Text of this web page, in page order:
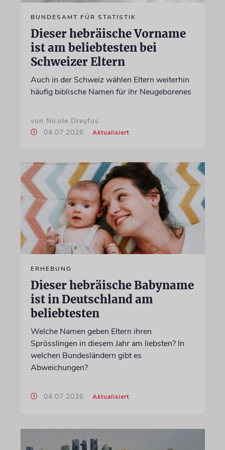
BUNDESAMT FÜR STATISTIK
Dieser hebräische Vorname
ist am beliebtesten bei
Schweizer Eltern
Auch in der Schweiz wählen Eltern weiterhin
häufig biblische Namen für ihr Neugeborenes
von Nicole Dreyfus
04.07.2026
Aktualisiert
ERHEBUNG
Dieser hebräische Babyname
ist in Deutschland am
beliebtesten
Welche Namen geben Eltern ihren
Sprösslingen in diesem Jahr am liebsten? In
welchen Bundesländern gibt es
Abweichungen?
04.07.2026 Aktualisiert